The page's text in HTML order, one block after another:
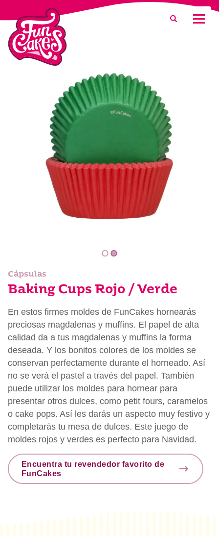
¿Qué estás buscando?
Cápsulas
Baking Cups Rojo / Verde
En estos firmes moldes de FunCakes hornearás
preciosas magdalenas y muffins. El papel de alta
calidad da a tus magdalenas y muffins la forma
deseada. Y los bonitos colores de los moldes se
conservan perfectamente durante el horneado. Así
no se verá el pastel a través del papel. También
puede utilizar los moldes para hornear para
presentar otros dulces, como petit fours, caramelos
o cake pops. Así les darás un aspecto muy festivo y
completarás tu mesa de dulces. Este juego de
moldes rojos y verdes es perfecto para Navidad.
Encuentra tu revendedor favorito de
FunCakes